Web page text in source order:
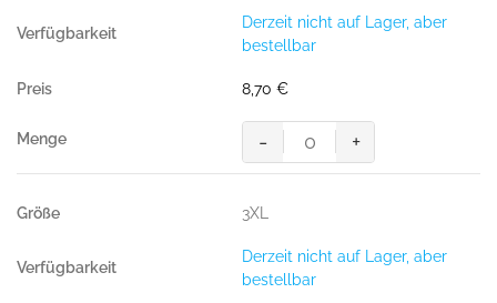
Baumwolle
GOTS
grau
meliert
Derzeit nicht auf Lager, aber
bestellbar
8,70 €
HAKRO
T-
Bio-
Baumwolle
GOTS
grau
- +
3XL
Derzeit nicht auf Lager, aber
bestellbar